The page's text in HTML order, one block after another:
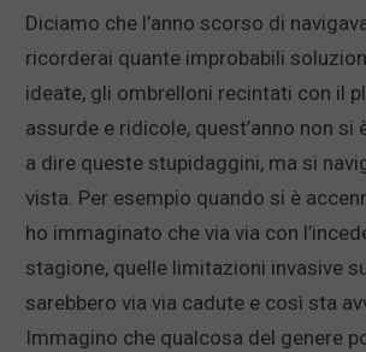
Diciamo che l’anno scorso di
ricorderai quante improbabili
ideate, gli ombrelloni recintati con il
assurde e ridicole, quest’anno non si
a dire queste stupidaggini, ma si
vista. Per esempio quando si è
ho immaginato che via via con
stagione, quelle limitazioni invasive
sarebbero via via cadute e così sta
Immagino che qualcosa del genere